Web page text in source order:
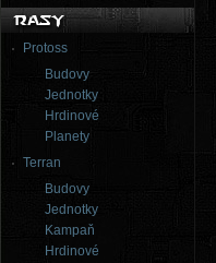
Protoss
Budovy
Jednotky
Hrdinové
Planety
Terran
Budovy
Jednotky
Kampaň
Hrdinové